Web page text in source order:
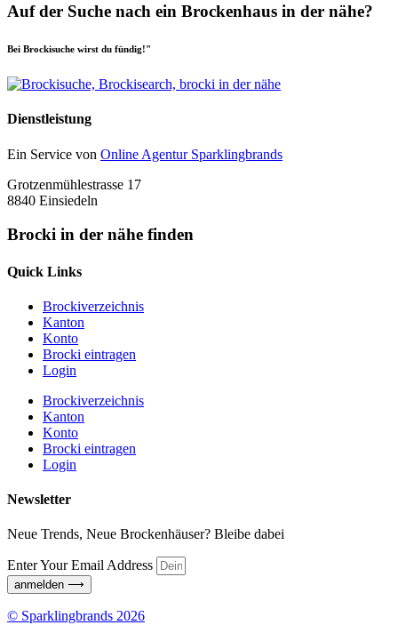
Auf der Suche nach ein Brockenhaus in der nähe?
Bei Brockisuche wirst du fündig!"
Dienstleistung
Ein Service von Online Agentur Sparklingbrands
Grotzenmühlestrasse 17
8840 Einsiedeln
Brocki in der nähe finden
Quick Links
Brockiverzeichnis
Kanton
Konto
Brocki eintragen
Login
Brockiverzeichnis
Kanton
Konto
Brocki eintragen
Login
Newsletter
Neue Trends, Neue Brockenhäuser? Bleibe dabei
Enter Your Email Address
anmelden ⟶
© Sparklingbrands 2026